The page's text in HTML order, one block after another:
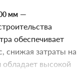
мм —
обеспечивает
снижая затраты на
высокой